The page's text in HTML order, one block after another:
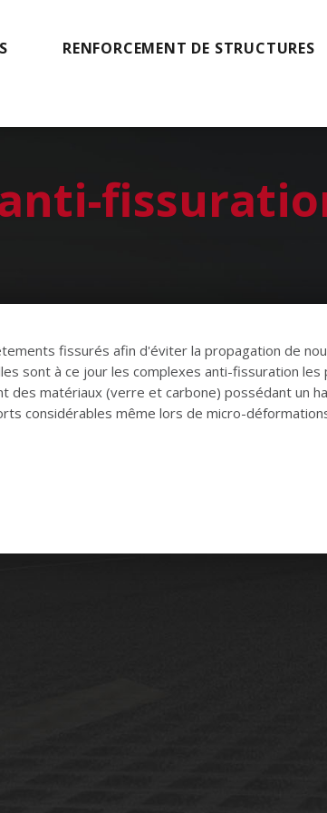
RENFORCEMENT DE STRUCTURES
fissurés afin d'éviter la propagation de
sont à ce jour les complexes anti-fissuration les
des matériaux (verre et carbone) possédant un
considérables même lors de micro-